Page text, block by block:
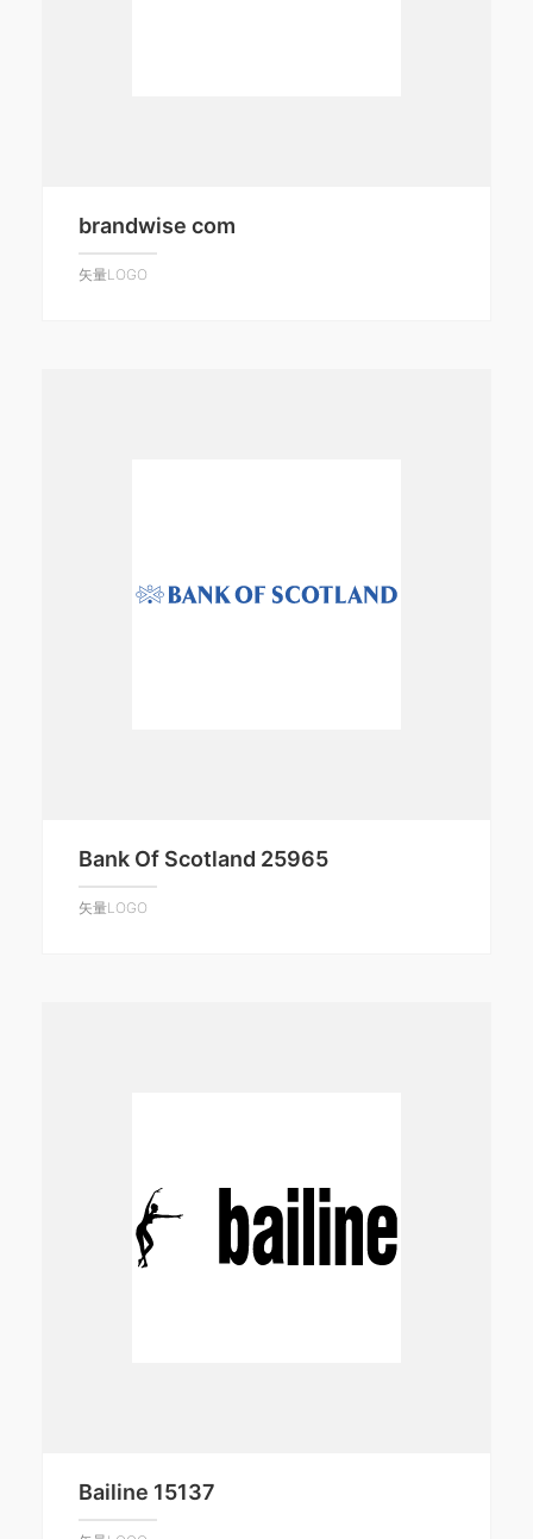
brandwise com
矢量LOGO
Bank Of Scotland 25965
矢量LOGO
Bailine 15137